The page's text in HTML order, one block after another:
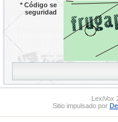
*Código se
seguridad
LexiVox
Sitio impulsado por